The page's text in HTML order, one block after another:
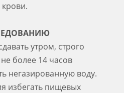
крови.
утром, строго
более 14 часов
негазированную воду.
избегать пищевых